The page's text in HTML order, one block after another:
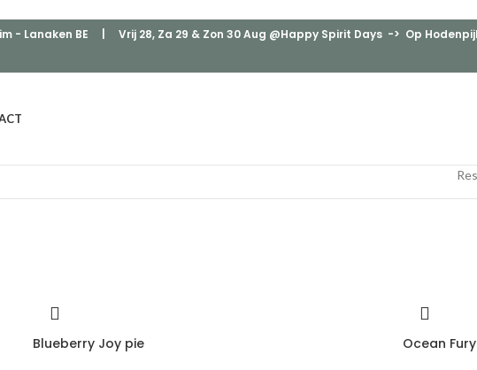
- Lanaken BE | Vrij 28, Za 29 & Zon 30 Aug @Happy Spirit Days -> Op
Blueberry Joy pie Ocean